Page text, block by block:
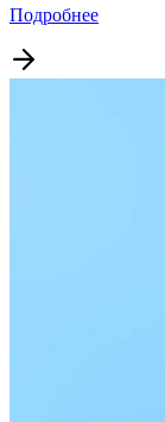
Подробнее